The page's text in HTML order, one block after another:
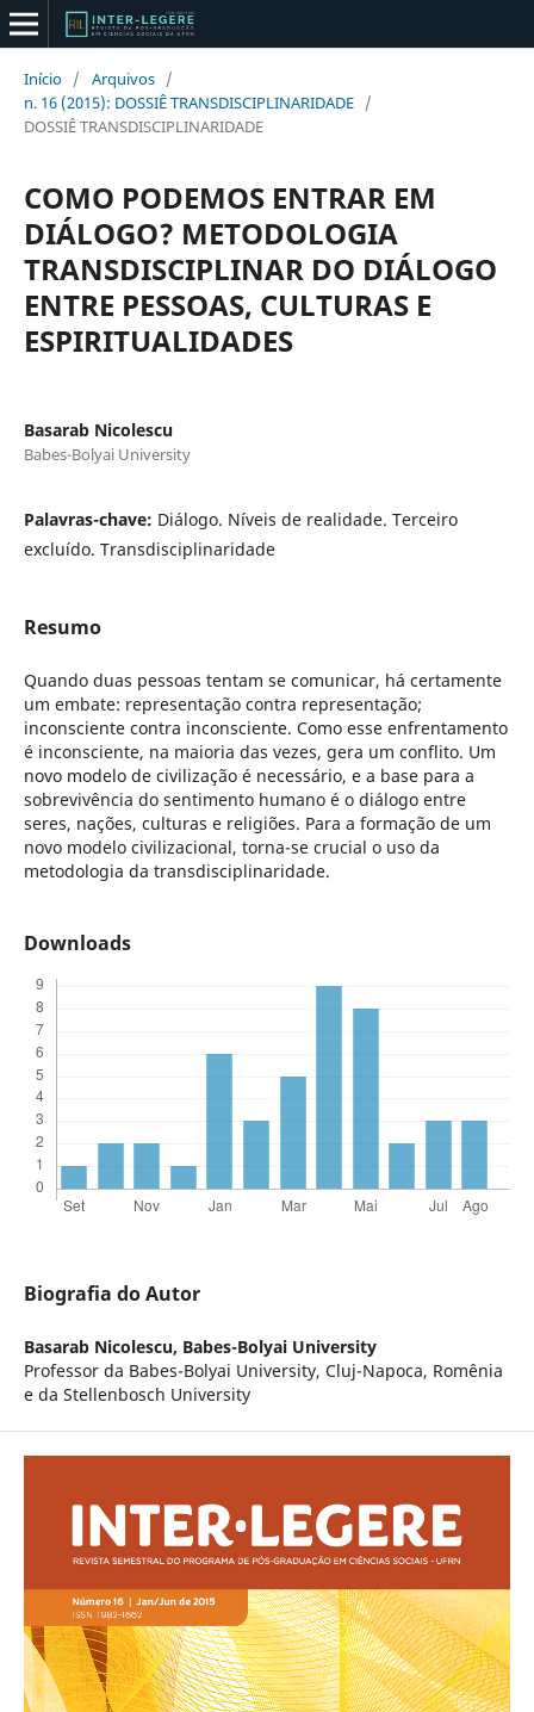
Início / Arquivos /
n. 16 (2015): DOSSIÊ TRANSDISCIPLINARIDADE /
DOSSIÊ TRANSDISCIPLINARIDADE
COMO PODEMOS ENTRAR EM
DIÁLOGO? METODOLOGIA
TRANSDISCIPLINAR DO DIÁLOGO
ENTRE PESSOAS, CULTURAS E
ESPIRITUALIDADES
Basarab Nicolescu
Babes-Bolyai University
Palavras-chave: Diálogo. Níveis de realidade. Terceiro
excluído. Transdisciplinaridade
Resumo
Quando duas pessoas tentam se comunicar, há certamente
um embate: representação contra representação;
inconsciente contra inconsciente. Como esse enfrentamento
é inconsciente, na maioria das vezes, gera um conflito. Um
novo modelo de civilização é necessário, e a base para a
sobrevivência do sentimento humano é o diálogo entre
seres, nações, culturas e religiões. Para a formação de um
novo modelo civilizacional, torna-se crucial o uso da
metodologia da transdisciplinaridade.
Downloads
Biografia do Autor
Basarab Nicolescu, Babes-Bolyai University
Professor da Babes-Bolyai University, Cluj-Napoca, Romênia
e da Stellenbosch University